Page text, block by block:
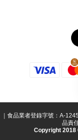
｜食品業者登錄字號：A-
品責
Copyright 2018